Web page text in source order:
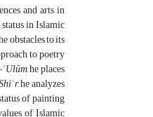
and arts in
in Islamic
obstacles to its
to poetry
, he places
, he analyzes
of painting